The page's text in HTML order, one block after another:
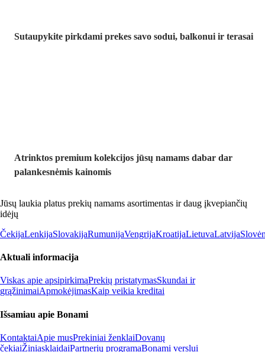
Sutaupykite pirkdami prekes savo sodui, balkonui ir terasai
Atrinktos premium kolekcijos jūsų namams dabar dar
palankesnėmis kainomis
Jūsų laukia platus prekių namams asortimentas ir daug įkvepiančių
idėjų
ČekijaLenkijaSlovakijaRumunijaVengrijaKroatijaLietuvaLatvija
Aktuali informacija
Viskas apie apsipirkimąPrekių pristatymasSkundai ir
grąžinimaiApmokėjimasKaip veikia kreditai
Išsamiau apie Bonami
KontaktaiApie musPrekiniai ženklaiDovanų
čekiaiŽiniasklaidaiPartnerių programaBonami verslui